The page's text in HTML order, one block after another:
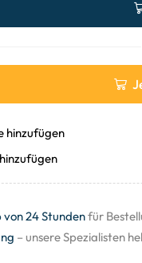
hinzufügen
24 Stundenfür
– unsere Spezialisten